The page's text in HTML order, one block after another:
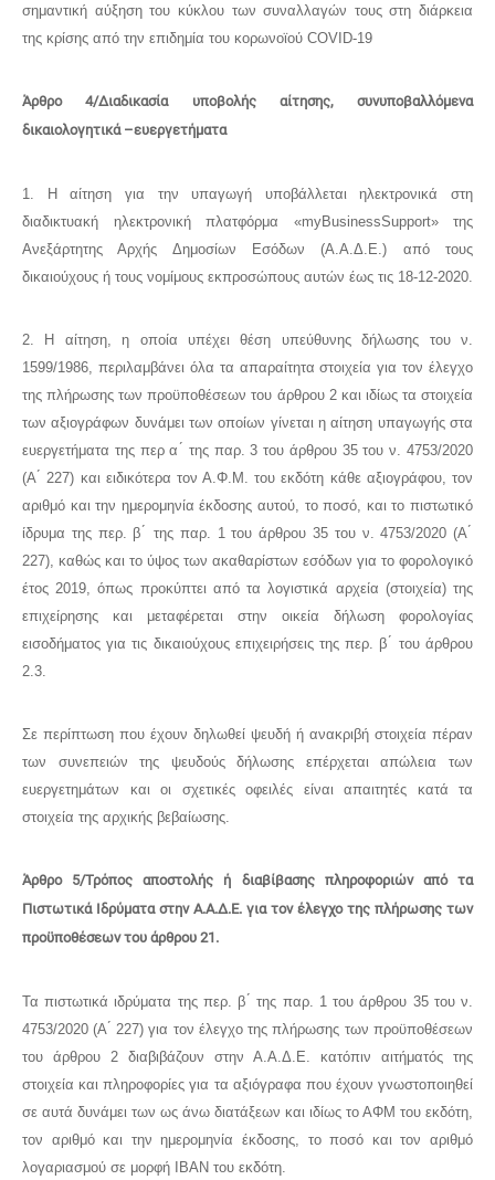
σημαντική αύξηση του κύκλου των συναλλαγών τους στη διάρκεια
της κρίσης από την επιδημία του κορωνοϊού COVID-19
Άρθρο 4/Διαδικασία υποβολής αίτησης, συνυποβαλλόμενα
δικαιολογητικά –ευεργετήματα
1. Η αίτηση για την υπαγωγή υποβάλλεται ηλεκτρονικά στη
διαδικτυακή ηλεκτρονική πλατφόρμα «myBusinessSupport» της
Ανεξάρτητης Αρχής Δημοσίων Εσόδων (Α.Α.Δ.Ε.) από τους
δικαιούχους ή τους νομίμους εκπροσώπους αυτών έως τις 18-12-2020.
2. Η αίτηση, η οποία υπέχει θέση υπεύθυνης δήλωσης του ν.
1599/1986, περιλαμβάνει όλα τα απαραίτητα στοιχεία για τον έλεγχο
της πλήρωσης των προϋποθέσεων του άρθρου 2 και ιδίως τα στοιχεία
των αξιογράφων δυνάμει των οποίων γίνεται η αίτηση υπαγωγής στα
ευεργετήματα της περ α ́ της παρ. 3 του άρθρου 35 του ν. 4753/2020
(Α ́ 227) και ειδικότερα τον Α.Φ.Μ. του εκδότη κάθε αξιογράφου, τον
αριθμό και την ημερομηνία έκδοσης αυτού, το ποσό, και το πιστωτικό
ίδρυμα της περ. β ́ της παρ. 1 του άρθρου 35 του ν. 4753/2020 (Α ́
227), καθώς και το ύψος των ακαθαρίστων εσόδων για το φορολογικό
έτος 2019, όπως προκύπτει από τα λογιστικά αρχεία (στοιχεία) της
επιχείρησης και μεταφέρεται στην οικεία δήλωση φορολογίας
εισοδήματος για τις δικαιούχους επιχειρήσεις της περ. β ́ του άρθρου
2.3.
Σε περίπτωση που έχουν δηλωθεί ψευδή ή ανακριβή στοιχεία πέραν
των συνεπειών της ψευδούς δήλωσης επέρχεται απώλεια των
ευεργετημάτων και οι σχετικές οφειλές είναι απαιτητές κατά τα
στοιχεία της αρχικής βεβαίωσης.
Άρθρο 5/Τρόπος αποστολής ή διαβίβασης πληροφοριών από τα
Πιστωτικά Ιδρύματα στην Α.Α.Δ.Ε. για τον έλεγχο της πλήρωσης των
προϋποθέσεων του άρθρου 21.
Τα πιστωτικά ιδρύματα της περ. β ́ της παρ. 1 του άρθρου 35 του ν.
4753/2020 (Α ́ 227) για τον έλεγχο της πλήρωσης των προϋποθέσεων
του άρθρου 2 διαβιβάζουν στην Α.Α.Δ.Ε. κατόπιν αιτήματός της
στοιχεία και πληροφορίες για τα αξιόγραφα που έχουν γνωστοποιηθεί
σε αυτά δυνάμει των ως άνω διατάξεων και ιδίως το ΑΦΜ του εκδότη,
τον αριθμό και την ημερομηνία έκδοσης, το ποσό και τον αριθμό
λογαριασμού σε μορφή IBAN του εκδότη.